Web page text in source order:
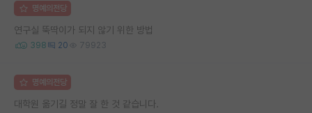
명예의전당
연구실 뚝딱이가 되지 않기 위한 방법
398 20 79923
명예의전당
대학원 옮기길 정말 잘 한 것 같습니다.